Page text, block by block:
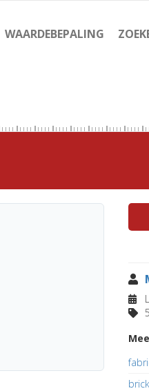
WAARDEBEPALING